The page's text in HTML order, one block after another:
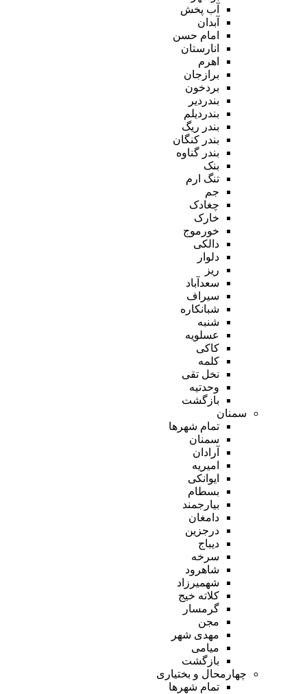
آب پخش
آبدان
امام حسن
انارستان
اهرم
برازجان
بردخون
بندردیر
بندردیلم
بندر ریگ
بندر کنگان
بندر گناوه
بنک
تنگ ارم
جم
چغادک
خارک
خورموج
دالکی
دلوار
ریز
سعدآباد
سیراف
شبانکاره
شنبه
عسلویه
کاکی
کلمه
نخل تقی
وحدتیه
بازگشت
سمنان
تمام شهر‌ها
سمنان
آرادان
امیریه
ایوانکی
بسطام
بیارجمند
دامغان
درجزین
دیباج
سرخه
شاهرود
شهمیرزاد
کلاته خیج
گرمسار
مجن
مهدی شهر
میامی
بازگشت
چهارمحال و بختیاری
تمام شهر‌ها